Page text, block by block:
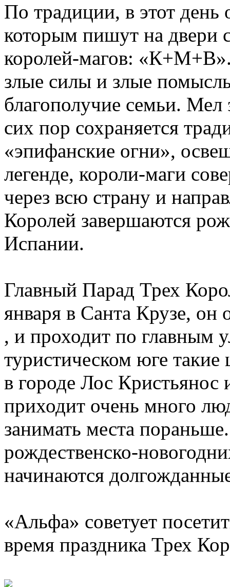
По традиции, в этот
которым пишут на двери
королей-магов:
злые силы и злые
благополучие семьи. Мел
сих пор сохраняется
«эпифанские огни»,
легенде, короли-маги
через всю страну и
Королей завершаются
Испании.
Главный Парад Трех
января в Санта Крузе, он
, и проходит по главным
туристическом юге
в городе Лос Кристьянос
приходит очень много
занимать места
рождественско-
начинаются
«Альфа» советует
время праздника Трех